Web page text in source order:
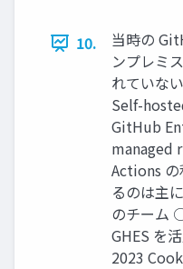
10.
当時の
ンプレミ
れていな
Self-
GitHub
managed
Actions
るのは主
のチーム
GHES を
2023